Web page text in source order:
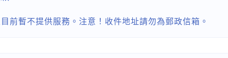
前暫不提供服務。注意！收件地址請勿為郵政信箱。